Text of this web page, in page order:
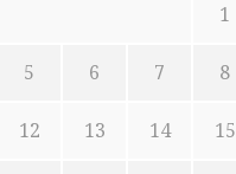
1
5 6 7 8
12 13 14 15